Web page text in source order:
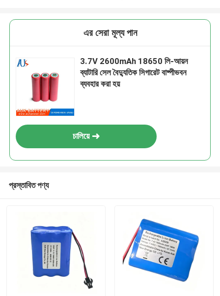
এর সেরা মূল্য পান
3.7V 2600mAh 18650 লি-আয়ন
ব্যাটারি সেল বৈদ্যুতিক সিগারেট বাষ্পীভবন
ব্যবহার করা হয়
চালিয়ে
প্রস্তাবিত পণ্য